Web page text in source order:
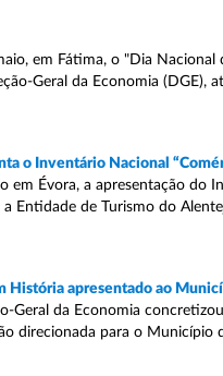
em Fátima, o "Dia
Geral da Economia (DGE),
o Inventário Nacional
em Évora, a apresentação
Entidade de Turismo do
História apresentado ao
Geral da Economia
direcionada para o Município